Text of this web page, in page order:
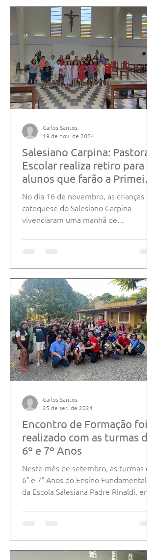
Salesiano Carpina: Pastoral
Escolar realiza retiro para
alunos que farão a Primeira
Eucaristia
No dia 16 de novembro, as crianças da
catequese do Salesiano Carpina
vivenciaram uma manhã de
Carlos Santos
19 de nov. de 2024
Encontro de Formação foi
realizado com as turmas do
6º e 7º Anos
Neste mês de setembro, as turmas do
6° e 7° Anos do Ensino Fundamental II,
da Escola Salesiana Padre Rinaldi, em
Carlos Santos
25 de set. de 2024